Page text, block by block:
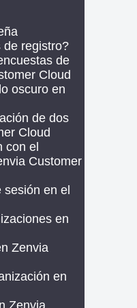
de registro?
de
Cloud
oscuro en
de dos
Cloud
con el
Customer
en el
en
Zenvia
en
Zenvia